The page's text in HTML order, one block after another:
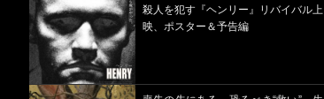
殺人を犯す『ヘンリー』リバイバル上
映、ポスター＆予告編